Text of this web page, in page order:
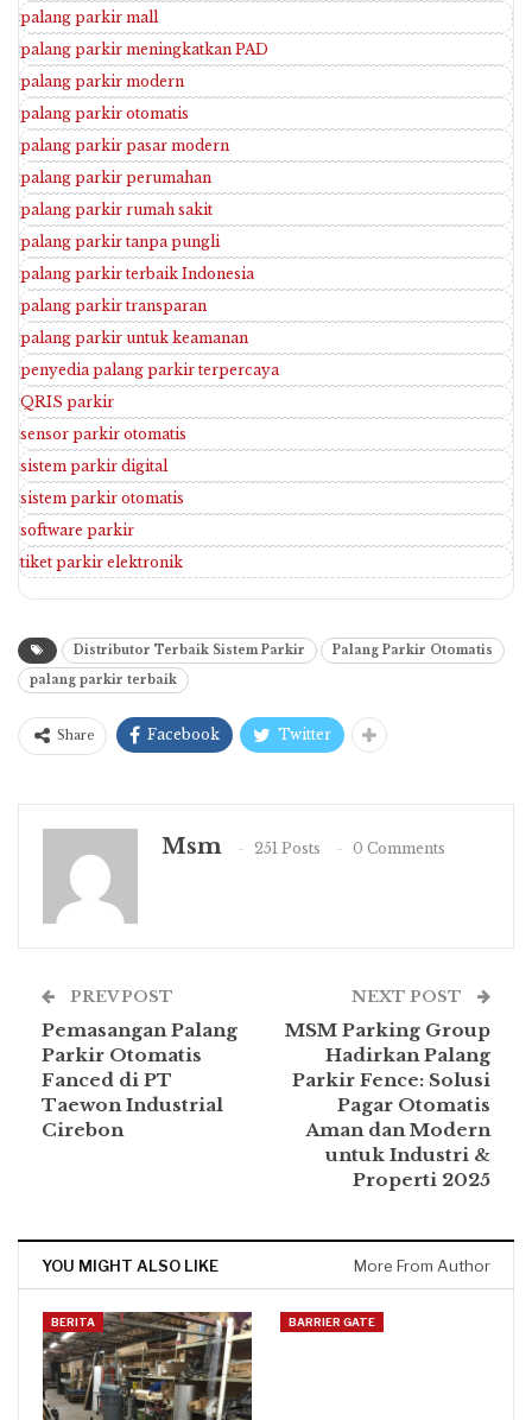
palang parkir mall
palang parkir meningkatkan PAD
palang parkir modern
palang parkir otomatis
palang parkir pasar modern
palang parkir perumahan
palang parkir rumah sakit
palang parkir tanpa pungli
palang parkir terbaik Indonesia
palang parkir transparan
palang parkir untuk keamanan
penyedia palang parkir terpercaya
QRIS parkir
sensor parkir otomatis
sistem parkir digital
sistem parkir otomatis
software parkir
tiket parkir elektronik
Distributor Terbaik Sistem Parkir
Palang Parkir Otomatis
palang parkir terbaik
Share Facebook Twitter
Msm 251 Posts 0 Comments
PREV POST
Pemasangan Palang
Parkir Otomatis
Fanced di PT
Taewon Industrial
Cirebon
NEXT POST
MSM Parking Group
Hadirkan Palang
Parkir Fence: Solusi
Pagar Otomatis
Aman dan Modern
untuk Industri &
Properti 2025
YOU MIGHT ALSO LIKE More From Author
BERITA BARRIER GATE